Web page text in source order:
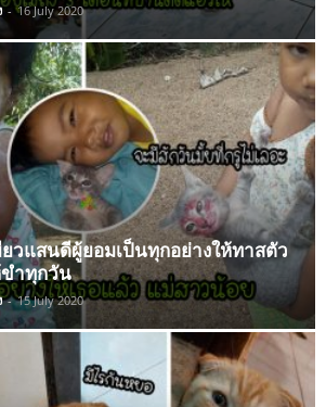
- 16 July 2020
วแสนดีผู้ยอมเป็นทุกอย่างให้ทาสตัว
ขำทุกวัน
- 15 July 2020